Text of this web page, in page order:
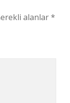
alanlar*